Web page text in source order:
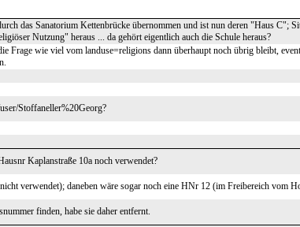
das Sanatorium Kettenbrücke übernommen und ist nun deren "Haus C";
Nutzung" heraus ... da gehört eigentlich auch die Schule heraus?
Frage wie viel vom landuse=religions dann überhaupt noch übrig bleibt,
Stoffaneller%20Georg?
Kaplanstraße 10a noch verwendet?
verwendet); daneben wäre sogar noch eine HNr 12 (im Freibereich vom
finden, habe sie daher entfernt.